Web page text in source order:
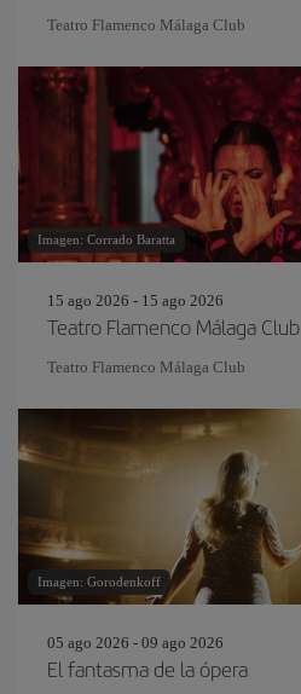
Teatro Flamenco Málaga Club
Imagen: Corrado Baratta
15 ago 2026 - 15 ago 2026
Teatro Flamenco Málaga Club
Teatro Flamenco Málaga Club
Imagen: Gorodenkoff
05 ago 2026 - 09 ago 2026
El fantasma de la ópera